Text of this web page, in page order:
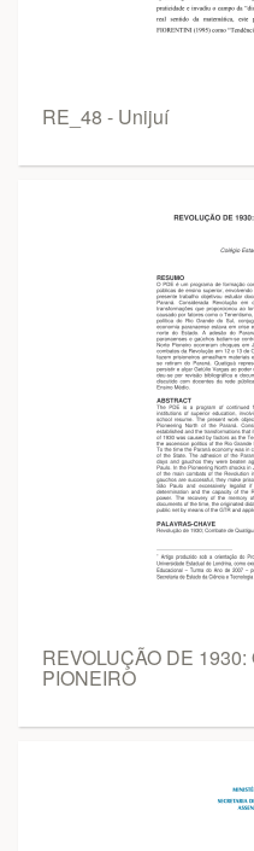
RE_48 - Unijuí
REVOLUÇÃO DE
PIONEIRO